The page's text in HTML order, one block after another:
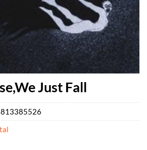
Just Fall